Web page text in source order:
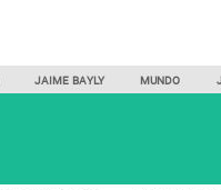
JAIME BAYLY MUNDO